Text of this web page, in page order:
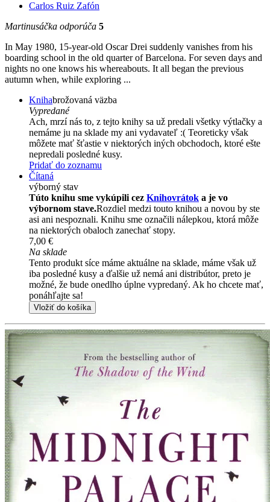
Carlos Ruiz Zafón
Martinusáčka odporúča 5
In May 1980, 15-year-old Oscar Drei suddenly vanishes from his
boarding school in the old quarter of Barcelona. For seven days and
nights no one knows his whereabouts. It all began the previous
autumn when, while exploring ...
Knihabrožovaná väzba
Vypredané
Ach, mrzí nás to, z tejto knihy sa už predali všetky výtlačky a
nemáme ju na sklade my ani vydavateľ :( Teoreticky však
môžete mať šťastie v niektorých iných obchodoch, ktoré ešte
nepredali posledné kusy.
Pridať do zoznamu
Čítaná
výborný stav
Túto knihu sme vykúpili cez Knihovrátok a je vo
výbornom stave.Rozdiel medzi touto knihou a novou by ste
asi ani nespoznali. Knihu sme označili nálepkou, ktorá môže
na niektorých obaloch zanechať stopy.
7,00 €
Na sklade
Tento produkt síce máme aktuálne na sklade, máme však už
iba posledné kusy a ďalšie už nemá ani distribútor, preto je
možné, že bude onedlho úplne vypredaný. Ak ho chcete mať,
ponáhľajte sa!
Vložiť do košíka